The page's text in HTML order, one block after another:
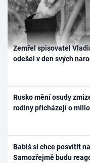
Zemřel spisovatel
odešel v den svých
Rusko mění osudy
rodiny přicházejí o
Babiš si chce posvítit
Samozřejmě budu